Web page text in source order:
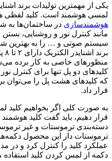
یکی از مهمترین تولیدات برند
لمسی هوشمند است. کلید لفظی
هوشمندسازی در ساختمان‌ها به
مانند کنترل نور و روشنایی،
سیستم صوتی و … را به بهترین
منظورهای خاصی به کار برده
کلیدهای دو پل تنها برای کنترل
که کلیدهای هشت پل را می‌توان
قرار داد‌.
به صورت کلی اگر بخواهیم کلید
قرار دهیم، باید گفت کلید
دسته‌بندی ترموستات و غیر
ترموستات دار این محصول
عملکرد کلید را کنترل کرد و در
دکمه از لمس کردن کلید